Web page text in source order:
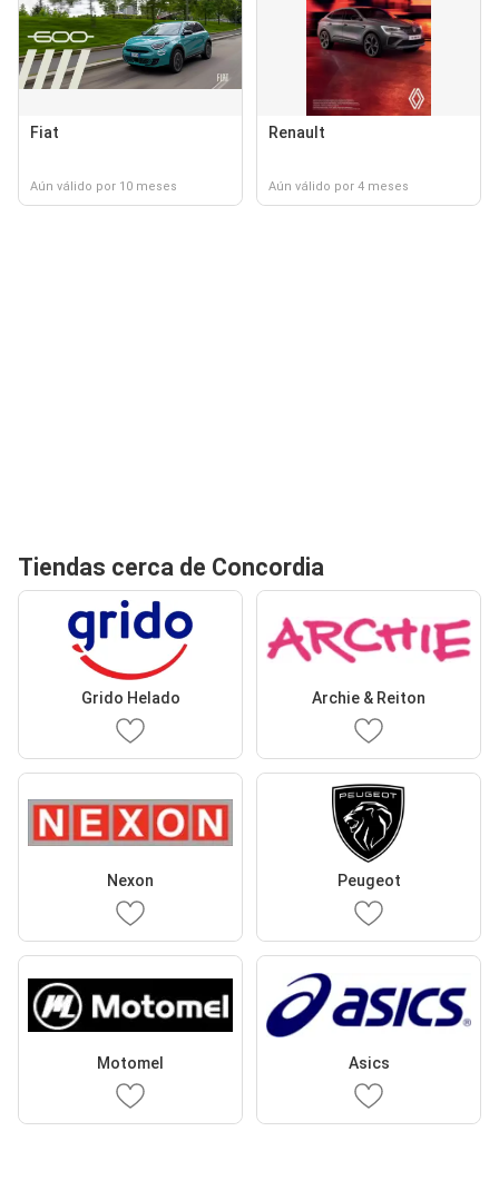
Fiat
Aún válido por 10 meses
Renault
Aún válido por 4 meses
Tiendas cerca de Concordia
Grido Helado Archie & Reiton
Nexon Peugeot
Motomel Asics